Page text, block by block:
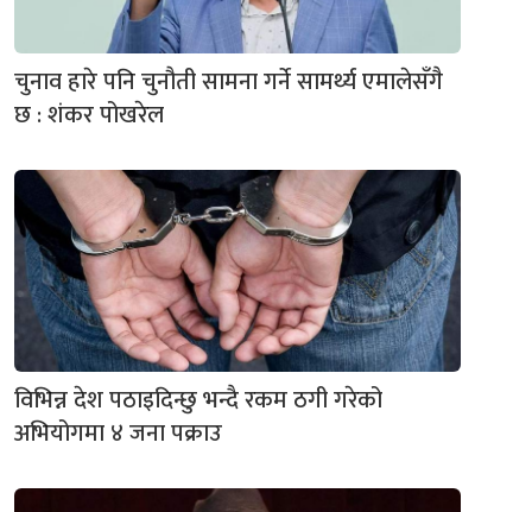
चुनाव हारे पनि चुनौती सामना गर्ने सामर्थ्य एमालेसँगै
छ : शंकर पोखरेल
विभिन्न देश पठाइदिन्छु भन्दै रकम ठगी गरेको
अभियोगमा ४ जना पक्राउ